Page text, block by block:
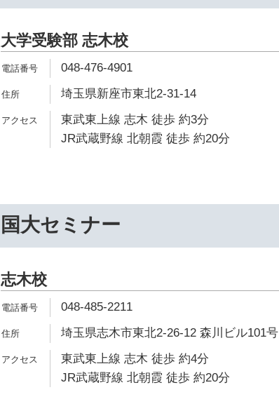
大学受験部 志木校
048-476-4901
埼玉県新座市東北2-31-14
東武東上線 志木 徒歩 約3分
JR武蔵野線 北朝霞 徒歩 約20分
国大セミナー
志木校
048-485-2211
埼玉県志木市東北2-26-12 森川ビル101号
東武東上線 志木 徒歩 約4分
JR武蔵野線 北朝霞 徒歩 約20分